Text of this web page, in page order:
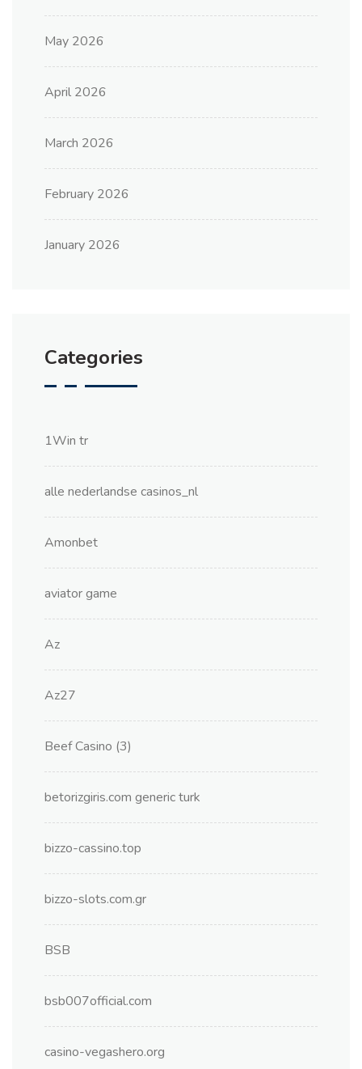
May 2026
April 2026
March 2026
February 2026
January 2026
Categories
1Win tr
alle nederlandse casinos_nl
Amonbet
aviator game
Az
Az27
Beef Casino (3)
betorizgiris.com generic turk
bizzo-cassino.top
bizzo-slots.com.gr
BSB
bsb007official.com
casino-vegashero.org